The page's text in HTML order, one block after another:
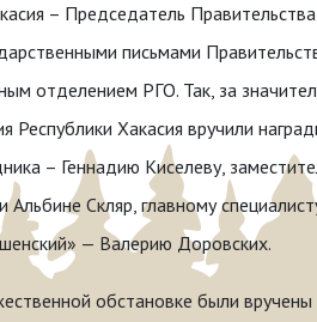
– Председатель
письмами
отделением РГО. Так, за
Республики Хакасия вручили
– Геннадию Киселеву,
Альбине Скляр, главному
— Валерию Доровских.
обстановке были